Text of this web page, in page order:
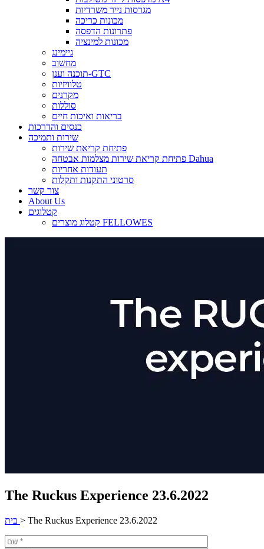
מגרסות נייר משרדיות
מכונות כריכה
פתרונות הדפסה
מכונות למינציה
גיימינג
מחשוב
תוכנה וענן-GTC
טלוויזיות
מקרנים
סוללות
בריאות ואיכות חיים
כנסים והדרכות
שירות ותמיכה
פתיחת קריאת שירות
פתיחת קריאת שירות מצלמות אבטחה Dahua
תעודות אחריות
סרטוני התקנות ותקלות
צור קשר
About Us
קטלוגים
קטלוג מוצרים FELLOWES
The Ruckus Experience 23.6.2022
> The Ruckus Experience 23.6.2022